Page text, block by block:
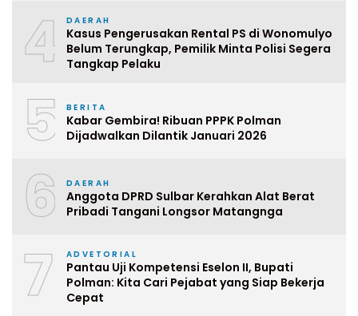
4 DAERAH
Kasus Pengerusakan Rental PS di Wonomulyo
Belum Terungkap, Pemilik Minta Polisi Segera
Tangkap Pelaku
5 BERITA
Kabar Gembira! Ribuan PPPK Polman
Dijadwalkan Dilantik Januari 2026
6 DAERAH
Anggota DPRD Sulbar Kerahkan Alat Berat
Pribadi Tangani Longsor Matangnga
7 ADVETORIAL
Pantau Uji Kompetensi Eselon II, Bupati
Polman: Kita Cari Pejabat yang Siap Bekerja
Cepat